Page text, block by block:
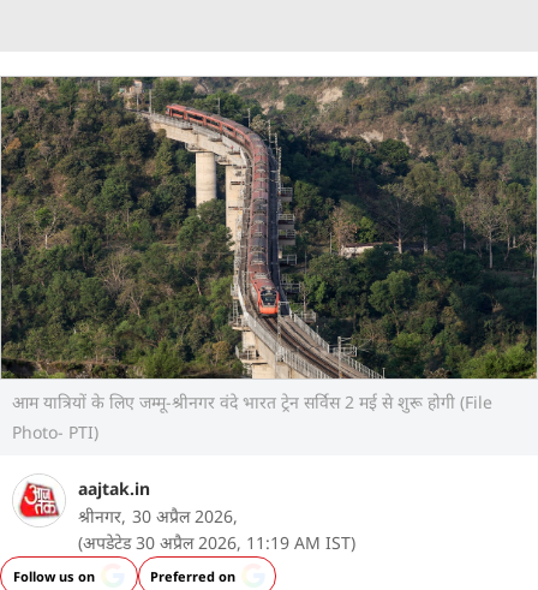
आम यात्रियों के लिए जम्मू-श्रीनगर वंदे भारत ट्रेन सर्विस 2 मई से शुरू होगी (File
Photo- PTI)
aajtak.in
श्रीनगर, 30 अप्रैल 2026,
(अपडेटेड 30 अप्रैल 2026, 11:19 AM IST)
Follow us on Preferred on